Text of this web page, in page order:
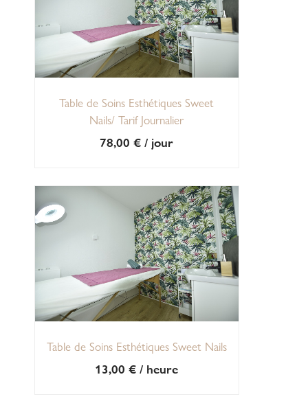
Table de Soins Esthétiques Sweet
Nails/ Tarif Journalier
78,00€ / jour
Table de Soins Esthétiques Sweet Nails
13,00€ / heure